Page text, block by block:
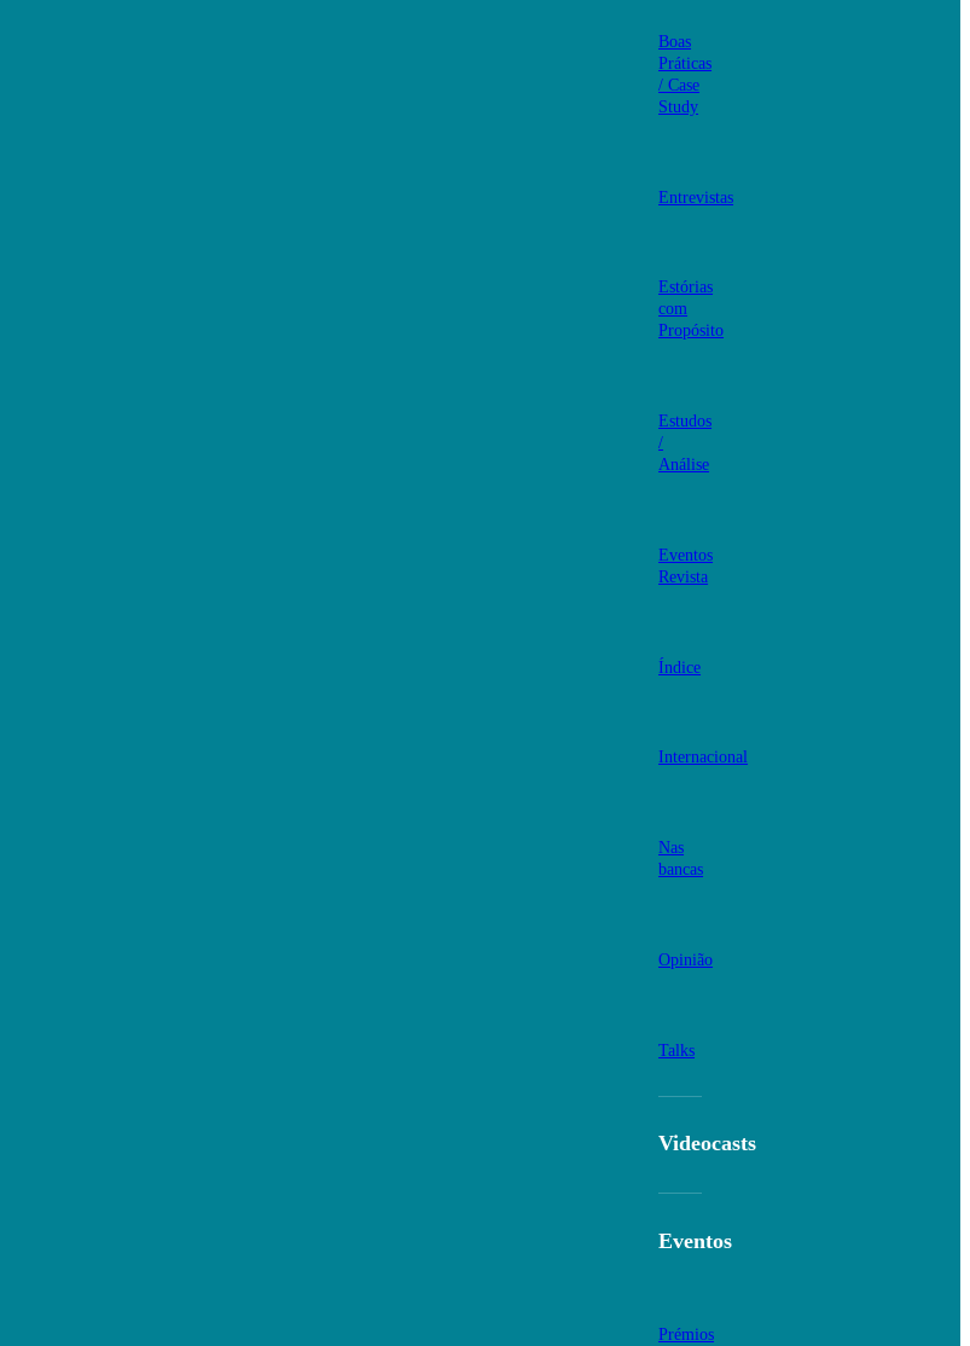
Boas
Práticas
/ Case
Study
Entrevistas
Estórias
com
Propósito
Estudos
/
Análise
Eventos
Revista
Índice
Internacional
Nas
bancas
Opinião
Talks
Videocasts
Eventos
Prémios